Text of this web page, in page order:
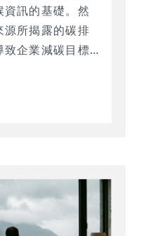
訊的基礎。然
源所揭露的碳排
致企業減碳目標
室氣體排放
專為金融業設
資料集」，協
碳排揭露需